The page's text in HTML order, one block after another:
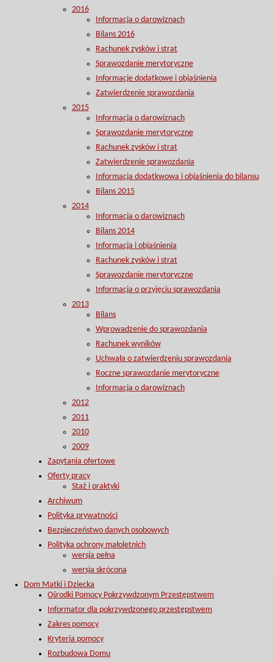
2016
Informacja o darowiznach
Bilans 2016
Rachunek zysków i strat
Sprawozdanie merytoryczne
Informacje dodatkowe i objaśnienia
Zatwierdzenie sprawozdania
2015
Informacja o darowiznach
Sprawozdanie merytoryczne
Rachunek zysków i strat
Zatwierdzenie sprawozdania
Informacja dodatkwowa i objaśnienia do bilansu
Bilans 2015
2014
Informacja o darowiznach
Bilans 2014
Informacja i objaśnienia
Rachunek zysków i strat
Sprawozdanie merytoryczne
Informacja o przyjęciu sprawozdania
2013
Bilans
Wprowadzenie do sprawozdania
Rachunek wyników
Uchwała o zatwierdzeniu sprawozdania
Roczne sprawozdanie merytoryczne
Informacja o darowiznach
2012
2011
2010
2009
Zapytania ofertowe
Oferty pracy
Staż i praktyki
Archiwum
Polityka prywatności
Bezpieczeństwo danych osobowych
Polityka ochrony małoletnich
wersja pełna
wersja skrócona
Dom Matki i Dziecka
Ośrodki Pomocy Pokrzywdzonym Przestępstwem
Informator dla pokrzywdzonego przestępstwem
Zakres pomocy
Kryteria pomocy
Rozbudowa Domu